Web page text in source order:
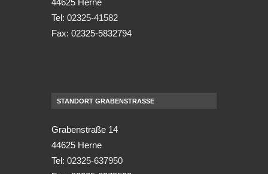
44625 Herne
Tel: 02325-41582
Fax: 02325-5832794
STANDORT GRABENSTRASSE
Grabenstraße 14
44625 Herne
Tel: 02325-637950